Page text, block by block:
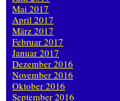
Mai 2017
April 2017
März 2017
Februar 2017
Januar 2017
Dezember 2016
November 2016
Oktober 2016
September 2016